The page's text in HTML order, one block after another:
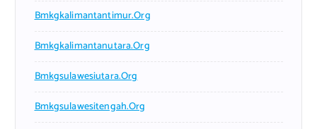
Bmkgkalimantantimur.org
Bmkgkalimantanutara.org
Bmkgsulawesiutara.org
Bmkgsulawesitengah.org